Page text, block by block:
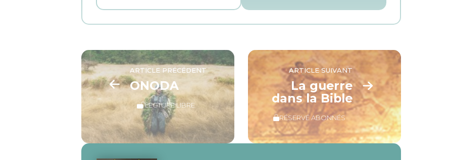
ARTICLE PRÉCÉDENT
ONODA
LECTURE LIBRE
ARTICLE SUIVANT
La guerre
dans la Bible
RÉSERVÉ ABONNÉS